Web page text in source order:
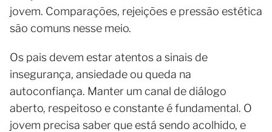
jovem. Comparações, rejeições e pressão estética
são comuns nesse meio.
Os pais devem estar atentos a sinais de
insegurança, ansiedade ou queda na
autoconfiança. Manter um canal de diálogo
aberto, respeitoso e constante é fundamental. O
jovem precisa saber que está sendo acolhido, e